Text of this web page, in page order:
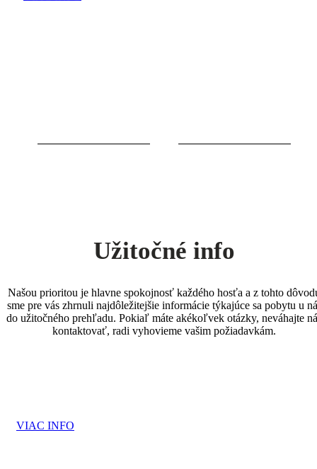
Užitočné info
Našou prioritou je hlavne spokojnosť každého hosťa a z tohto
sme pre vás zhrnuli najdôležitejšie informácie týkajúce sa pobytu u
do užitočného prehľadu. Pokiaľ máte akékoľvek otázky, neváhajte
kontaktovať, radi vyhovieme vašim požiadavkám.
VIAC INFO